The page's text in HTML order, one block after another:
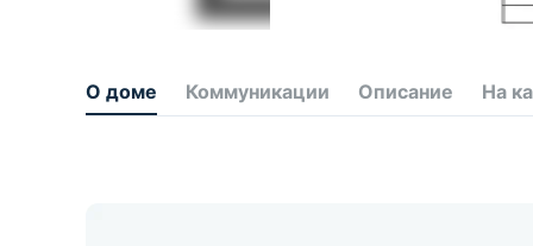
О доме Коммуникации Описание На